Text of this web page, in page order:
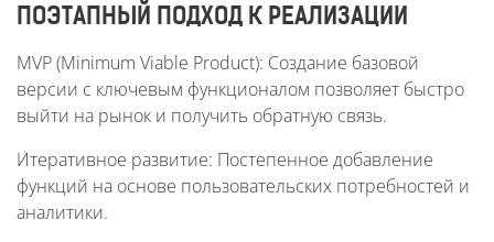
ПОЭТАПНЫЙ ПОДХОД К РЕАЛИЗАЦИИ
MVP (Minimum Viable Product): Создание базовой
версии с ключевым функционалом позволяет быстро
выйти на рынок и получить обратную связь.
Итеративное развитие: Постепенное добавление
функций на основе пользовательских потребностей и
аналитики.